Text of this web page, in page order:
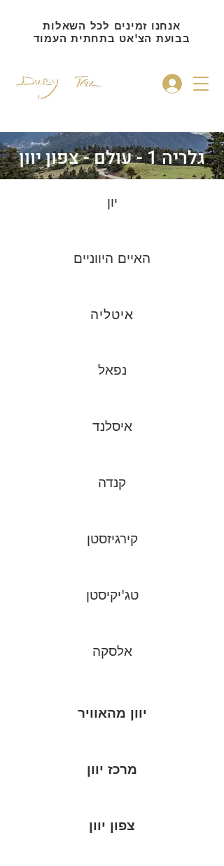
אנחנו זמינים לכל השאלות
בבועת הצ'אט בתחתית העמוד
גלריה 1 - עולם - צפון יוון
יון
האיים היווניים
איטליה
נפאל
איסלנד
קנדה
קירגיזסטן
טג'יקיסטן
אלסקה
יוון מהאוויר
מרכז יוון
צפון יוון